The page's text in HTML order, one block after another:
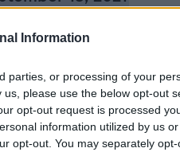
Information
parties, or processing of your
please use the below opt-out
opt-out request is processed
information utilized by us
opt-out. You may separately
παρά το
στα 32 μέτρα,